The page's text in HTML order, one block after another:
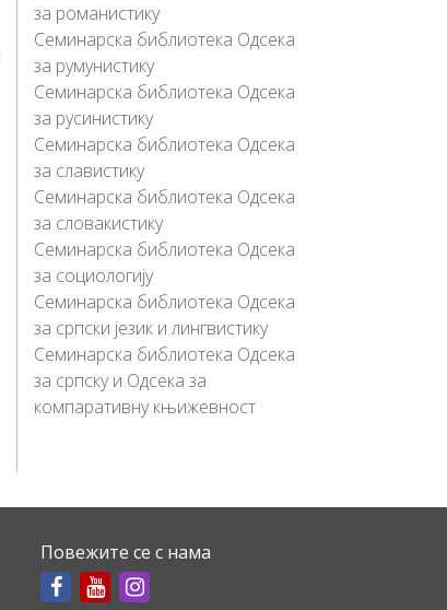
за романистику
Семинарска библиотека Одсека
за румунистику
Семинарска библиотека Одсека
за русинистику
Семинарска библиотека Одсека
за славистику
Семинарска библиотека Одсека
за словакистику
Семинарска библиотека Одсека
за социологију
Семинарска библиотека Одсека
за српски језик и лингвистику
Семинарска библиотека Одсека
за српску и Одсека за
компаративну књижевност
Повежите се с нама